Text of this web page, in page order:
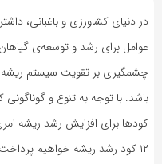
در دنیای کشاورزی و باغبانی،
عوامل برای رشد و توسعه‌ی
چشمگیری بر تقویت سیستم
باشد. با توجه به تنوع و
کودها برای افزایش رشد ریشه
۱۲ کود رشد ریشه خواهیم